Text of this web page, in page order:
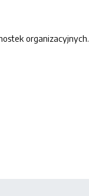
organizacyjnych.